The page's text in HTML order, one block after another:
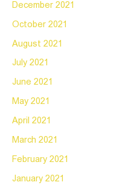
December 2021
October 2021
August 2021
July 2021
June 2021
May 2021
April 2021
March 2021
February 2021
January 2021